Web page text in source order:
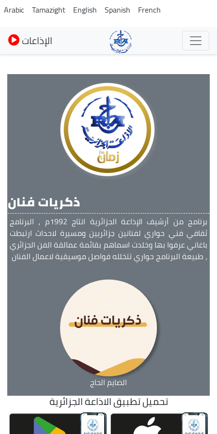
Skip
to
main
content
Arabic Tamazight English Spanish French
الإذاعات
ذكريات فنان
برنامج من أرشيف الإذاعة الجزائرية انتاج 1992م ، البرنامج
ثقافي فني حواري لفنانين جزائريين ومسيرة لاحداث ارتبطت
باغاني عرفوا بها وخلدت اسماهم بقائمة عمالقة الفن الجزائري
، طبيعة البرنامج حواري تتخلله فواصل موسيقية لاعمال الفنان
الصايم الحاج
تحميل تطبيق الاذاعة الجزائرية